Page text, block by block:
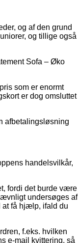
og af den grund
og tillige også
Sofa – Øko
som er enormt
er dog omsluttet
afbetalingsløsning
handelsvilkår,
fordi det burde være
undersøges af
at få hjælp, ifald du
f.eks. hvilken
e-mail kvittering, så